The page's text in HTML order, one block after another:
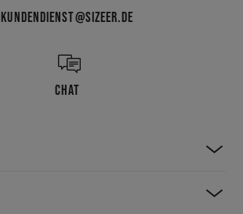
KUNDENDIENST@SIZEER.DE
CHAT